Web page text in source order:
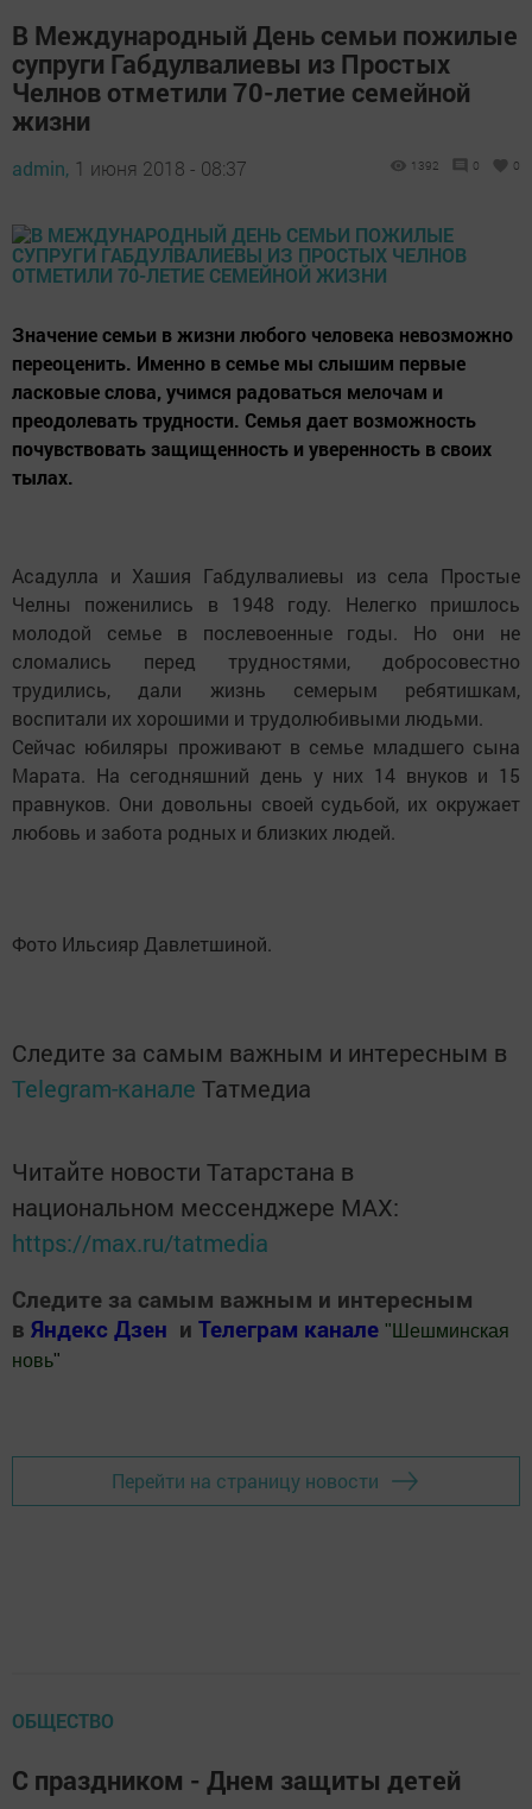
В Международный День семьи пожилые
супруги Габдулвалиевы из Простых
Челнов отметили 70-летие семейной
жизни
admin, 1 июня 2018 - 08:37 1392 0 0
Значение семьи в жизни любого человека невозможно
переоценить. Именно в семье мы слышим первые
ласковые слова, учимся радоваться мелочам и
преодолевать трудности. Семья дает возможность
почувствовать защищенность и уверенность в своих
тылах.
Асадулла и Хашия Габдулвалиевы из села Простые
Челны поженились в 1948 году. Нелегко пришлось
молодой семье в послевоенные годы. Но они не
сломались перед трудностями, добросовестно
трудились, дали жизнь семерым ребятишкам,
воспитали их хорошими и трудолюбивыми людьми.
Сейчас юбиляры проживают в семье младшего сына
Марата. На сегодняшний день у них 14 внуков и 15
правнуков. Они довольны своей судьбой, их окружает
любовь и забота родных и близких людей.
Фото Ильсияр Давлетшиной.
Следите за самым важным и интересным в
Telegram-канале Татмедиа
Читайте новости Татарстана в
национальном мессенджере MАХ:
https://max.ru/tatmedia
Следите за самым важным и интересным
в Яндекс Дзен и Телеграм канале " Шешминская
новь"
Перейти на страницу новости
ОБЩЕСТВО
С праздником - Днем защиты детей